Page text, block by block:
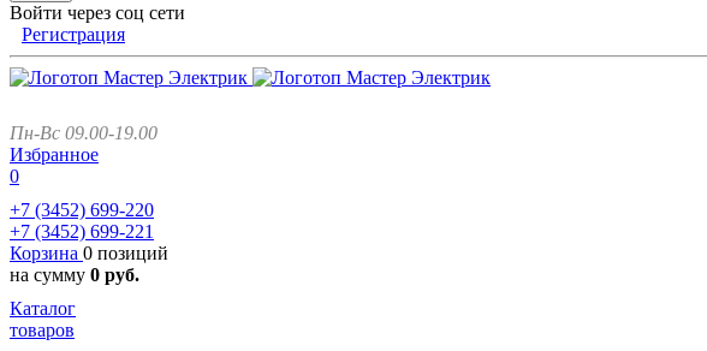
Войти через соц сети
Регистрация
Пн-Вс 09.00-19.00
Избранное
0
+7 (3452) 699-220
+7 (3452) 699-221
Корзина 0 позиций
на сумму 0 руб.
Каталог
товаров